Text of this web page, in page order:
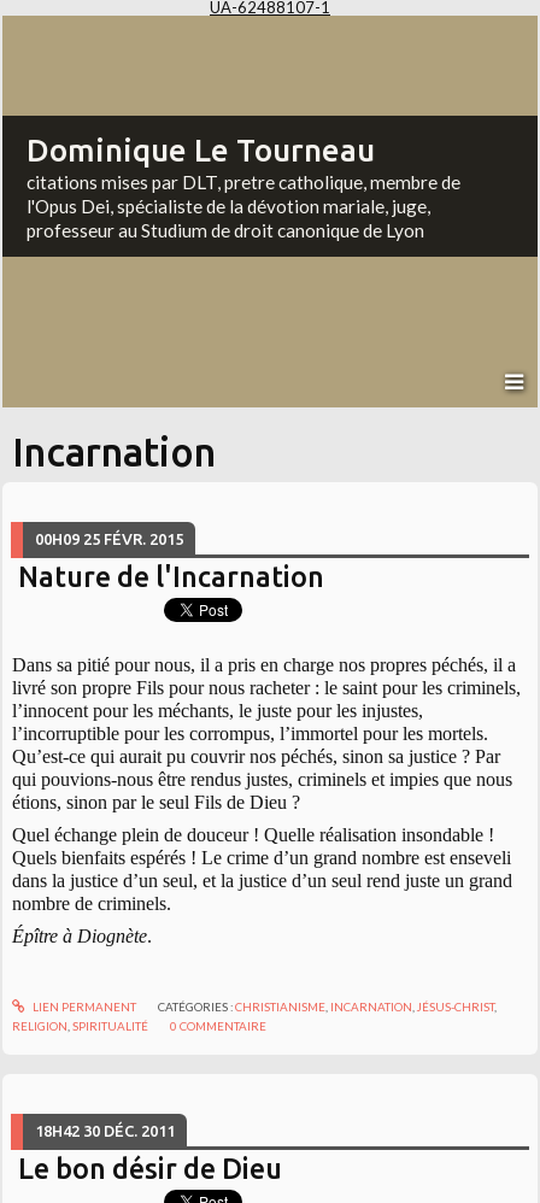
UA-62488107-1
Dominique Le Tourneau
citations mises par DLT, pretre catholique, membre de
l'Opus Dei, spécialiste de la dévotion mariale, juge,
professeur au Studium de droit canonique de Lyon
Incarnation
00H09 25 FÉVR. 2015
Nature de l'Incarnation
Dans sa pitié pour nous, il a pris en charge nos propres péchés, il a
livré son propre Fils pour nous racheter : le saint pour les criminels,
l’innocent pour les méchants, le juste pour les injustes,
l’incorruptible pour les corrompus, l’immortel pour les mortels.
Qu’est-ce qui aurait pu couvrir nos péchés, sinon sa justice ? Par
qui pouvions-nous être rendus justes, criminels et impies que nous
étions, sinon par le seul Fils de Dieu ?
Quel échange plein de douceur ! Quelle réalisation insondable !
Quels bienfaits espérés ! Le crime d’un grand nombre est enseveli
dans la justice d’un seul, et la justice d’un seul rend juste un grand
nombre de criminels.
Épître à Diognète.
LIEN PERMANENT CATÉGORIES :CHRISTIANISME, INCARNATION JÉSUS-CHRIST,
RELIGION ,SPIRITUALITÉ 0 COMMENTAIRE
18H42 30 DÉC. 2011
Le bon désir de Dieu